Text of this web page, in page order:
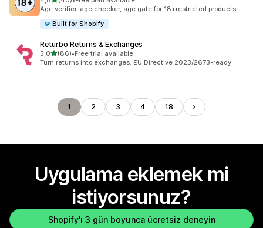
toplam 40 değerlendirme
Age verifier, age checker, age gate for 18+restricted products
Built for Shopify
Returbo Returns & Exchanges
5,05 yıldız üzerinden
(86)
toplam 86 değerlendirme
•Free trial available
Turn returns into exchanges. EU Directive 2023/2673-ready
1 2 3 4 18
Uygulama eklemek mi
istiyorsunuz?
Shopify'ı 3 gün boyunca ücretsiz deneyin